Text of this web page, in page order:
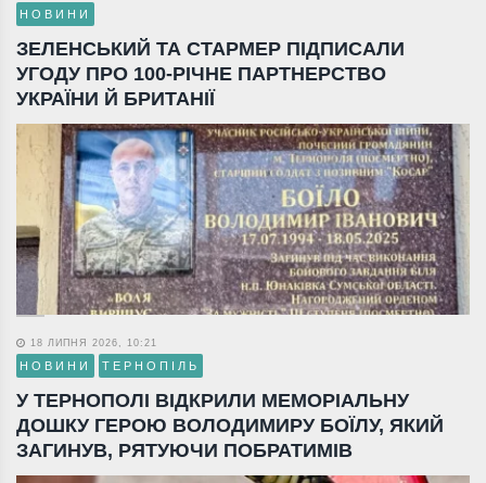
НОВИНИ
ЗЕЛЕНСЬКИЙ ТА СТАРМЕР ПІДПИСАЛИ
УГОДУ ПРО 100-РІЧНЕ ПАРТНЕРСТВО
УКРАЇНИ Й БРИТАНІЇ
18 ЛИПНЯ 2026, 10:21
НОВИНИ ТЕРНОПІЛЬ
У ТЕРНОПОЛІ ВІДКРИЛИ МЕМОРІАЛЬНУ
ДОШКУ ГЕРОЮ ВОЛОДИМИРУ БОЇЛУ, ЯКИЙ
ЗАГИНУВ, РЯТУЮЧИ ПОБРАТИМІВ